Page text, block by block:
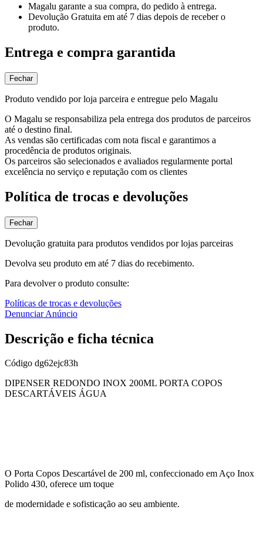
Magalu garante a sua compra, do pedido à entrega.
Devolução Gratuita em até 7 dias depois de receber o
produto.
Entrega e compra garantida
Fechar
Produto vendido por loja parceira e entregue pelo Magalu
O Magalu se responsabiliza pela entrega dos produtos de parceiros
até o destino final.
As vendas são certificadas com nota fiscal e garantimos a
procedência de produtos originais.
Os parceiros são selecionados e avaliados regularmente portal
excelência no serviço e reputação com os clientes
Política de trocas e devoluções
Fechar
Devolução gratuita para produtos vendidos por lojas parceiras
Devolva seu produto em até 7 dias do recebimento.
Para devolver o produto consulte:
Políticas de trocas e devoluções
Denunciar Anúncio
Descrição e ficha técnica
Código dg62ejc83h
DIPENSER REDONDO INOX 200ML PORTA COPOS
DESCARTÁVEIS ÁGUA
O Porta Copos Descartável de 200 ml, confeccionado em Aço Inox
Polido 430, oferece um toque
de modernidade e sofisticação ao seu ambiente.